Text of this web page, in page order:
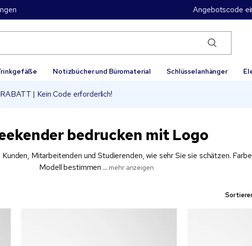
Angebotscode
Notizbücher und Büromaterial Schlüsselanhänger
| Kein Code erforderlich!
bedrucken mit Logo
Mitarbeitenden und Studierenden, wie sehr Sie sie schätzen.
Modell bestimmen ... mehr anzeigen